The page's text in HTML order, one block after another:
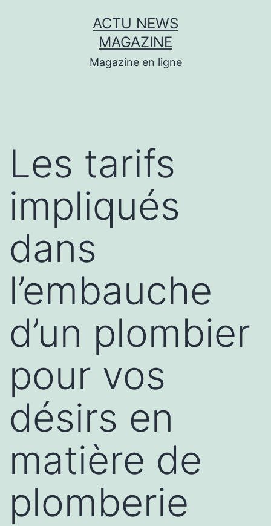
ACTU NEWS
MAGAZINE
Magazine en ligne
Les tarifs
impliqués
dans
l’embauche
d’un plombier
pour vos
désirs en
matière de
plomberie